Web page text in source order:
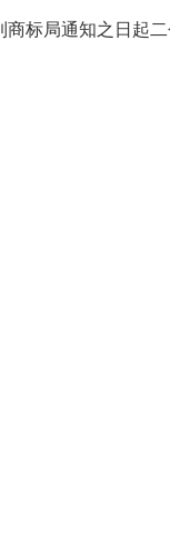
标局通知之日起